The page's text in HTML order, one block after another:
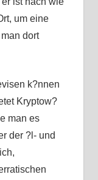
um eine
dort
k?nnen
Kryptow?
man es
der ?l- und